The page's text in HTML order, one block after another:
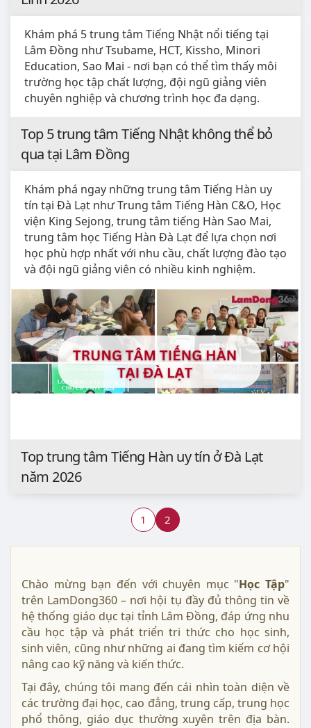
Danh sách trung tâm GDNN - GDTX ở Di
Linh 2026
Khám phá 5 trung tâm Tiếng Nhật nổi tiếng tại
Lâm Đồng như Tsubame, HCT, Kissho, Minori
Education, Sao Mai - nơi bạn có thể tìm thấy môi
trường học tập chất lượng, đội ngũ giảng viên
chuyên nghiệp và chương trình học đa dạng.
Top 5 trung tâm Tiếng Nhật không thể bỏ
qua tại Lâm Đồng
Khám phá ngay những trung tâm Tiếng Hàn uy
tín tại Đà Lạt như Trung tâm Tiếng Hàn C&O, Học
viện King Sejong, trung tâm tiếng Hàn Sao Mai,
trung tâm học Tiếng Hàn Đà Lạt để lựa chọn nơi
Top trung tâm Tiếng Hàn uy tín ở Đà Lạt
năm 2026
1 2